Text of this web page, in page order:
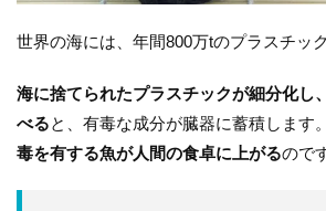
世界の海には、年間800万tのプラスチッ
海に捨てられたプラスチックが細分化し
べると、有毒な成分が臓器に蓄積します
毒を有する魚が人間の食卓に上がるので